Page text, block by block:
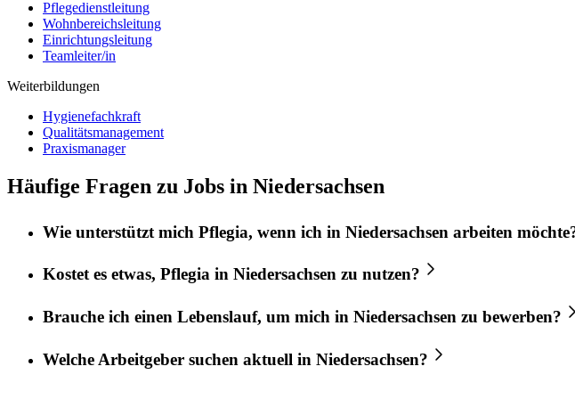
Pflegedienstleitung
Wohnbereichsleitung
Einrichtungsleitung
Teamleiter/in
Weiterbildungen
Hygienefachkraft
Qualitätsmanagement
Praxismanager
Häufige Fragen zu Jobs in Niedersachsen
Wie unterstützt mich Pflegia, wenn ich in Niedersachsen arbeiten
Kostet es etwas, Pflegia in Niedersachsen zu nutzen?
Brauche ich einen Lebenslauf, um mich in Niedersachsen zu bewerben?
Welche Arbeitgeber suchen aktuell in Niedersachsen?